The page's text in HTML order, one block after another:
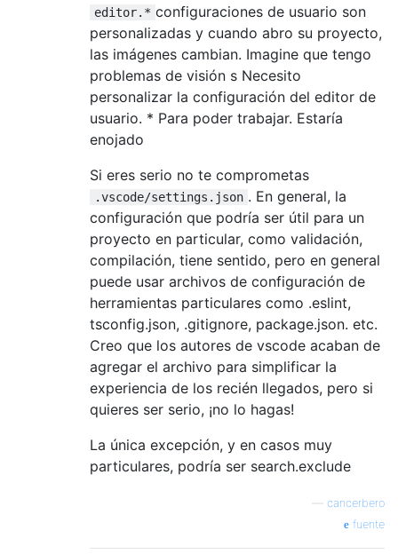
editor.* configuraciones de usuario son
personalizadas y cuando abro su proyecto,
las imágenes cambian. Imagine que tengo
problemas de visión s Necesito
personalizar la configuración del editor de
usuario. * Para poder trabajar. Estaría
enojado
Si eres serio no te comprometas
.vscode/settings.json . En general, la
configuración que podría ser útil para un
proyecto en particular, como validación,
compilación, tiene sentido, pero en general
puede usar archivos de configuración de
herramientas particulares como .eslint,
tsconfig.json, .gitignore, package.json. etc.
Creo que los autores de vscode acaban de
agregar el archivo para simplificar la
experiencia de los recién llegados, pero si
quieres ser serio, ¡no lo hagas!
La única excepción, y en casos muy
particulares, podría ser search.exclude
cancerbero
fuente